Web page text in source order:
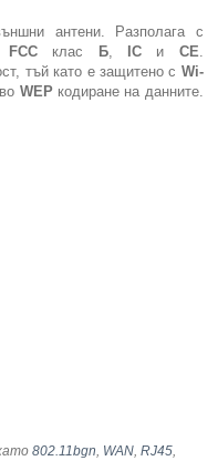
антени. Разполага с
FCCклас Б, ICи CE.
тъй като е защитено с Wi-
WEP кодиране на данните.
802.11bgn, WAN,RJ45,